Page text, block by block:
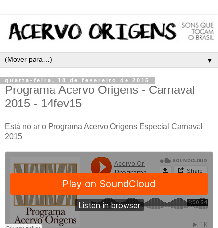
▼
quarta-feira, 18 de fevereiro de 2015
Programa Acervo Origens - Carnaval
2015 - 14fev15
Está no ar o Programa Acervo Origens Especial Carnaval
2015